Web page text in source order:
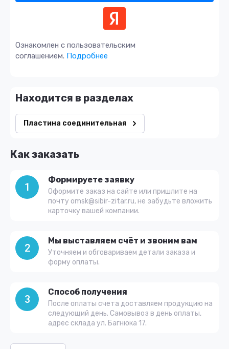
Ознакомлен с пользовательским
соглашением. Подробнее
Находится в разделах
Пластина соединительная
Как заказать
1
Формируете заявку
Оформите заказ на сайте или пришлите на
почту omsk@sibir-zitar.ru, не забудьте вложить
карточку вашей компании.
2
Мы выставляем счёт и звоним вам
Уточняем и обговариваем детали заказа и
форму оплаты.
3
Способ получения
После оплаты счета доставляем продукцию на
следующий день. Самовывоз в день оплаты,
адрес склада ул. Багнюка 17.